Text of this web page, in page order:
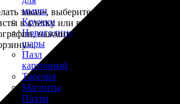
мыши
Кружки
Новогодние
шары
Пазл
картонный
Тарелки
Магниты
Пазлы
заказ», выберите тип
в клетку или в линейку.
нажмите